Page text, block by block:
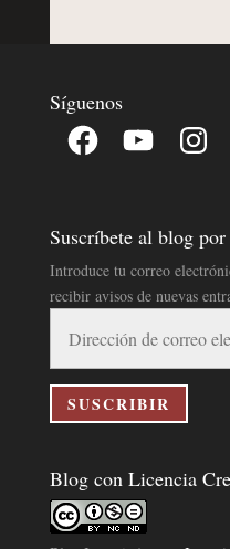
Síguenos
Facebook YouTube
Suscríbete al blog
Introduce tu correo
recibir avisos de nuevas
correo
electrónico
SUSCRIBIR
Blog con Licencia